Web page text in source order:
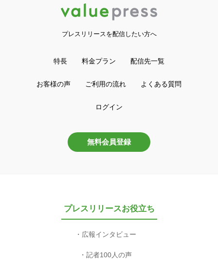
プレスリリースを配信したい方へ
特長 料金プラン 配信先一覧
お客様の声 ご利用の流れ よくある質問
ログイン
無料会員登録
プレスリリースお役立ち
広報インタビュー
記者100人の声